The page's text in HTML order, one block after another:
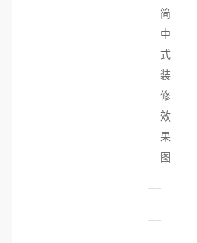
简
中
式
装
修
效
果
图